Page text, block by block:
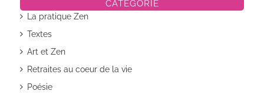
CATÉGORIE
La pratique Zen
Textes
Art et Zen
Retraites au coeur de la vie
Poésie